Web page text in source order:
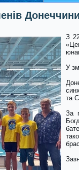
З
У
та
За